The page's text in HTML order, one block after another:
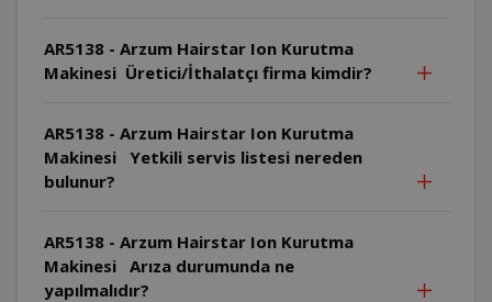
AR5138 - Arzum Hairstar Ion Kurutma
Makinesi Üretici/İthalatçı firma kimdir?
AR5138 - Arzum Hairstar Ion Kurutma
Makinesi Yetkili servis listesi nereden
bulunur?
AR5138 - Arzum Hairstar Ion Kurutma
Makinesi Arıza durumunda ne
yapılmalıdır?